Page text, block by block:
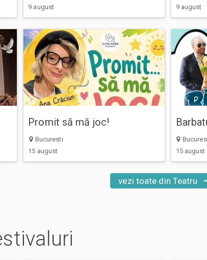
9 august
9 august
Promit să mă joc!
Bucuresti
15 august
15 august
vezi toate din Teatru